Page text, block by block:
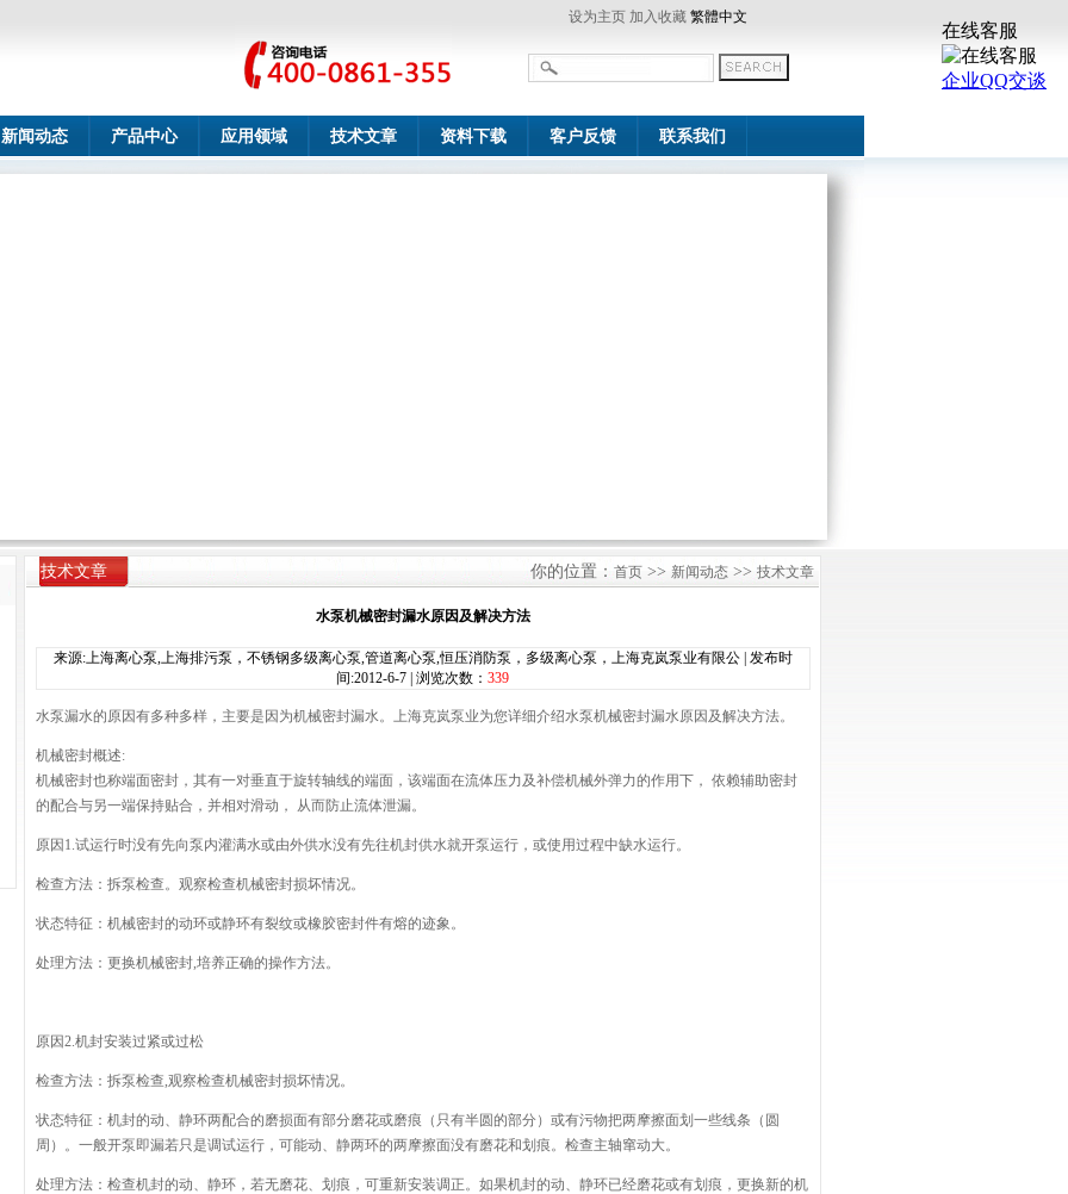
设为主页 加入收藏 繁體中文
新闻动态 产品中心 应用领域 技术文章 资料下载 客户反馈 联系我们
你的位置： 首页 >> 新闻动态 >> 技术文章
技术文章
水泵机械密封漏水原因及解决方法
来源:上海离心泵,上海排污泵，不锈钢多级离心泵,管道离心泵,恒压消防泵，多级离心泵，上海克岚泵业有限公 | 发布时
间:2012-6-7 | 浏览次数： 339
水泵漏水的原因有多种多样，主要是因为机械密封漏水。上海克岚泵业为您详细介绍水泵机械密封漏水原因及解决方法。
机械密封概述:
机械密封也称端面密封，其有一对垂直于旋转轴线的端面，该端面在流体压力及补偿机械外弹力的作用下， 依赖辅助密封
的配合与另一端保持贴合，并相对滑动， 从而防止流体泄漏。
原因 1.试运行时没有先向泵内灌满水或由外供水没有先往机封供水就开泵运行，或使用过程中缺水运行。
检查方法：拆泵检查。观察检查机械密封损坏情况。
状态特征：机械密封的动环或静环有裂纹或橡胶密封件有熔的迹象。
处理方法：更换机械密封,培养正确的操作方法。
原因2.机封安装过紧或过松
检查方法：拆泵检查,观察检查机械密封损坏情况。
状态特征：机封的动、静环两配合的磨损面有部分磨花或磨痕（只有半圆的部分）或有污物把两摩擦面划一些线条（圆
周）。一般开泵即漏若只是调试运行，可能动、静两环的两摩擦面没有磨花和划痕。检查主轴窜动大。
处理方法：检查机封的动、静环，若无磨花、划痕，可重新安装调正。如果机封的动、静环已经磨花或有划痕，更换新的机